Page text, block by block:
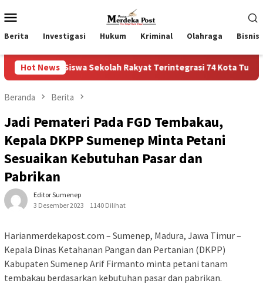
ke
kontenMobile
Berita Investigasi Hukum Kriminal Olahraga Bisnis
Hot News
Sekolah Rakyat Terintegrasi 74 Kota Tual Ruas
Beranda Berita
Jadi Pemateri Pada FGD Tembakau,
Kepala DKPP Sumenep Minta Petani
Sesuaikan Kebutuhan Pasar dan
Pabrikan
Editor Sumenep
3 Desember 2023
1140 Dilihat
Harianmerdekapost.com – Sumenep, Madura, Jawa Timur –
Kepala Dinas Ketahanan Pangan dan Pertanian (DKPP)
Kabupaten Sumenep Arif Firmanto minta petani tanam
tembakau berdasarkan kebutuhan pasar dan pabrikan.